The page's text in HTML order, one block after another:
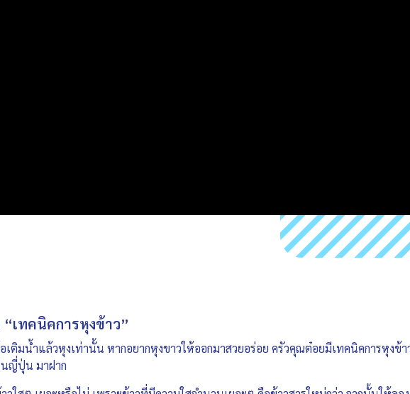
เทคนิคการหุงข้าว”
เติมน้ำแล้วหุงเท่านั้น หากอยากหุงขาวให้ออกมาสวยอร่อย ครัวคุณต๋อยมีเทคนิคการหุงข้า
นญี่ปุ่น มาฝาก